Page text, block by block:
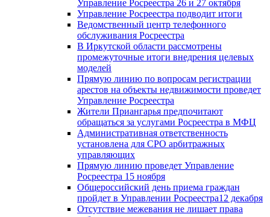
Управление Росреестра 26 и 27 октября
Управление Росреестра подводит итоги
Ведомственный центр телефонного
обслуживания Росреестра
В Иркутской области рассмотрены
промежуточные итоги внедрения целевых
моделей
Прямую линию по вопросам регистрации
арестов на объекты недвижимости проведет
Управление Росреестра
Жители Приангарья предпочитают
обращаться за услугами Росреестра в МФЦ
Административная ответственность
установлена для СРО арбитражных
управляющих
Прямую линию проведет Управление
Росреестра 15 ноября
Общероссийский день приема граждан
пройдет в Управлении Росреестра12 декабря
Отсутствие межевания не лишает права